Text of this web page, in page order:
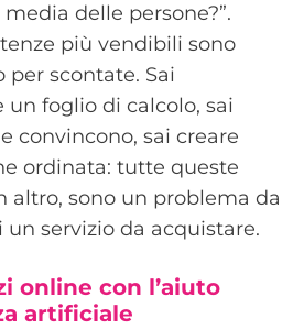
delle persone?”.
più vendibili sono
scontate. Sai
un foglio di calcolo, sai
convincono, sai creare
ordinata: tutte queste
altro, sono un problema da
servizio da acquistare.
online con l’aiuto
artificiale